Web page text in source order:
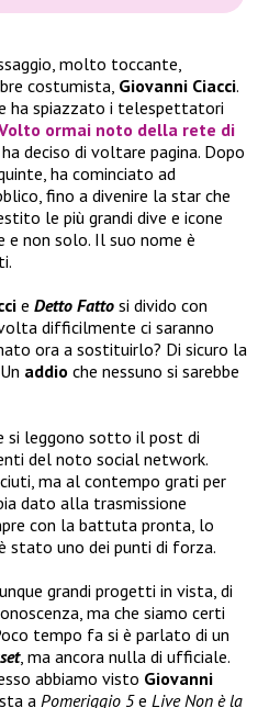
molto toccante,
costumista, Giovanni Ciacci.
ha spiazzato i telespettatori
ormai noto della rete di
deciso di voltare pagina. Dopo
ha cominciato ad
fino a divenire la star che
le più grandi dive e icone
non solo. Il suo nome è
e Detto Fatto si divido con
difficilmente ci saranno
ora a sostituirlo? Di sicuro la
addio che nessuno si sarebbe
si leggono sotto il post di
del noto social network.
ma al contempo grati per
dato alla trasmissione
con la battuta pronta, lo
stato uno dei punti di forza.
grandi progetti in vista, di
ma che siamo certi
tempo fa si è parlato di un
, ma ancora nulla di ufficiale.
abbiamo visto Giovanni
a Pomeriggio 5e Live Non è la